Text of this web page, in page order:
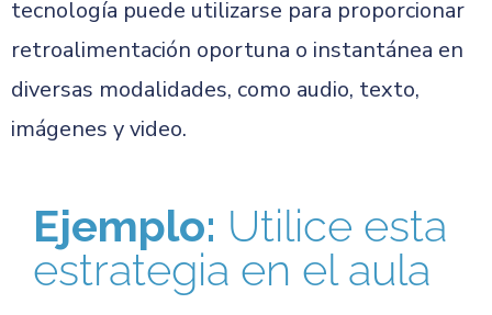
tecnología puede utilizarse para proporcionar
retroalimentación oportuna o instantánea en
diversas modalidades, como audio, texto,
imágenes y video.
Ejemplo: Utilice esta
estrategia en el aula